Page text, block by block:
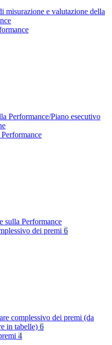
misurazione e valutazione della
Performance/Piano esecutivo
sulla Performance
dei premi 6
complessivo dei premi (da
in tabelle) 6
4